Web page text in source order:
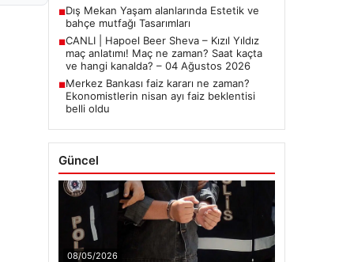
■Dış Mekan Yaşam alanlarında Estetik ve
bahçe mutfağı Tasarımları
■CANLI | Hapoel Beer Sheva – Kızıl Yıldız
maç anlatımı! Maç ne zaman? Saat kaçta
ve hangi kanalda? – 04 Ağustos 2026
■Merkez Bankası faiz kararı ne zaman?
Ekonomistlerin nisan ayı faiz beklentisi
belli oldu
Güncel
08/05/2026